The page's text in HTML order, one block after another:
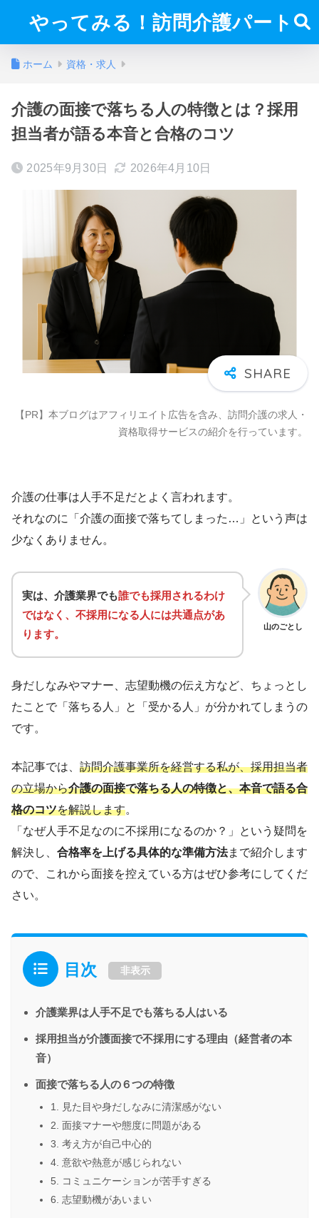
やってみる！訪問介護パート
ホーム 資格・求人
介護の面接で落ちる人の特徴とは？採用
担当者が語る本音と合格のコツ
2025年9月30日 2026年4月10日
【PR】本ブログはアフィリエイト広告を含み、訪問介護の求人・
資格取得サービスの紹介を行っています。
介護の仕事は人手不足だとよく言われます。
それなのに「介護の面接で落ちてしまった…」という声は
少なくありません。
山のごとし
実は、介護業界でも誰でも採用されるわけ
ではなく、不採用になる人には共通点があ
ります。
身だしなみやマナー、志望動機の伝え方など、ちょっとし
たことで「落ちる人」と「受かる人」が分かれてしまうの
です。
本記事では、 訪問介護事業所を経営する私が、採用担当者
の立場から介護の面接で落ちる人の特徴と、本音で語る合
格のコツを解説します。
「なぜ人手不足なのに不採用になるのか？」という疑問を
解決し、 合格率を上げる具体的な準備方法まで紹介します
ので、これから面接を控えている方はぜひ参考にしてくだ
さい。
目次 非表示
介護業界は人手不足でも落ちる人はいる
採用担当が介護面接で不採用にする理由（経営者の本
音）
面接で落ちる人の６つの特徴
1. 見た目や身だしなみに清潔感がない
2. 面接マナーや態度に問題がある
3. 考え方が自己中心的
4. 意欲や熱意が感じられない
5. コミュニケーションが苦手すぎる
6. 志望動機があいまい